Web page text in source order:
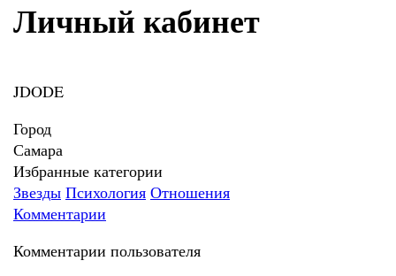
Личный кабинет
JDODE
Город
Самара
Избранные категории
Звезды Психология Отношения
Комментарии
Комментарии пользователя